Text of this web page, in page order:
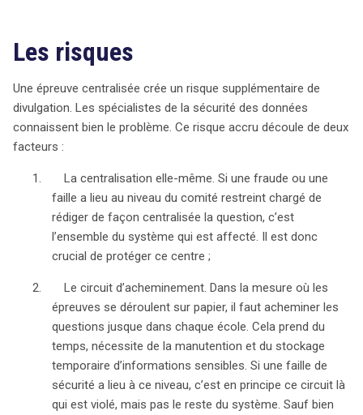
données plaident pour l’adoption de technologies
avancées, telles que le cryptage et les systèmes de
signature électronique, pour prévenir de futurs incidents.
Le défi reste de trouver un équilibre entre sécurité, coût
et qualité de l’éducation, essentiel pour former les
générations futures. (243 mots)
Les risques
Une épreuve centralisée crée un risque supplémentaire de
divulgation. Les spécialistes de la sécurité des données
connaissent bien le problème. Ce risque accru découle de deux
facteurs :
1. La centralisation elle-même. Si une fraude ou une
faille a lieu au niveau du comité restreint chargé de
rédiger de façon centralisée la question, c’est
l’ensemble du système qui est affecté. Il est donc
crucial de protéger ce centre ;
2. Le circuit d’acheminement. Dans la mesure où les
épreuves se déroulent sur papier, il faut acheminer les
questions jusque dans chaque école. Cela prend du
temps, nécessite de la manutention et du stockage
temporaire d’informations sensibles. Si une faille de
sécurité a lieu à ce niveau, c’est en principe ce circuit là
qui est violé, mais pas le reste du système. Sauf bien